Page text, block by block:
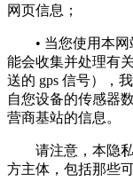
网页信息；
• 当您使用本网
能会收集并处理有
送的 gps 信号），
自您设备的传感器
营商基站的信息。
请注意，本隐私
方主体，包括那些